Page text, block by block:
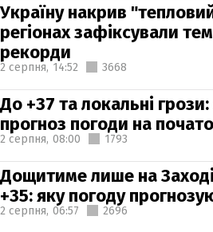
Україну накрив
регіонах зафіксували
рекорди
2 серпня, 14:52 3668
До +37 та локальні
прогноз погоди на
2 серпня, 08:00 1793
Дощитиме лише на
+35: яку погоду
2 серпня, 06:57 2696